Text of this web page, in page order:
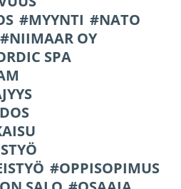
MYYNTI
NATO
NIIMAAR OY
SPA
OPPISOPIMUS